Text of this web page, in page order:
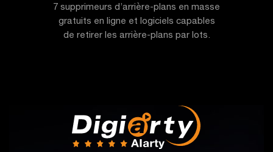
7 supprimeurs d’arrière-plans en masse
gratuits en ligne et logiciels capables
de retirer les arrière-plans par lots.